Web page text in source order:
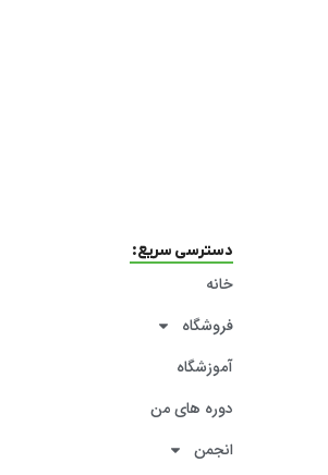
دسترسی سریع:
خانه
فروشگاه
آموزشگاه
دوره های من
انجمن